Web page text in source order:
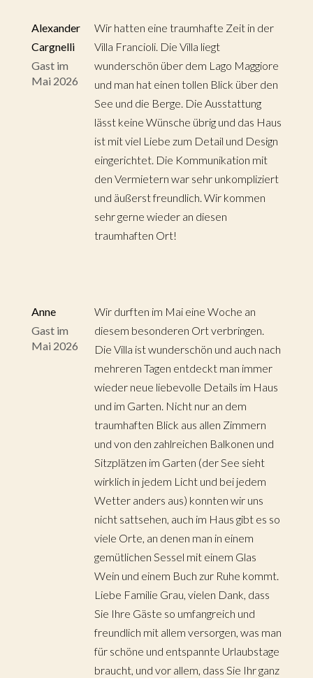
Alexander
Cargnelli
Gast im
Mai 2026
Wir hatten eine traumhafte Zeit in der
Villa Francioli. Die Villa liegt
wunderschön über dem Lago Maggiore
und man hat einen tollen Blick über den
See und die Berge. Die Ausstattung
lässt keine Wünsche übrig und das Haus
ist mit viel Liebe zum Detail und Design
eingerichtet. Die Kommunikation mit
den Vermietern war sehr unkompliziert
und äußerst freundlich. Wir kommen
sehr gerne wieder an diesen
traumhaften Ort!
Anne
Gast im
Mai 2026
Wir durften im Mai eine Woche an
diesem besonderen Ort verbringen.
Die Villa ist wunderschön und auch nach
mehreren Tagen entdeckt man immer
wieder neue liebevolle Details im Haus
und im Garten. Nicht nur an dem
traumhaften Blick aus allen Zimmern
und von den zahlreichen Balkonen und
Sitzplätzen im Garten (der See sieht
wirklich in jedem Licht und bei jedem
Wetter anders aus) konnten wir uns
nicht sattsehen, auch im Haus gibt es so
viele Orte, an denen man in einem
gemütlichen Sessel mit einem Glas
Wein und einem Buch zur Ruhe kommt.
Liebe Familie Grau, vielen Dank, dass
Sie Ihre Gäste so umfangreich und
freundlich mit allem versorgen, was man
für schöne und entspannte Urlaubstage
braucht, und vor allem, dass Sie Ihr ganz